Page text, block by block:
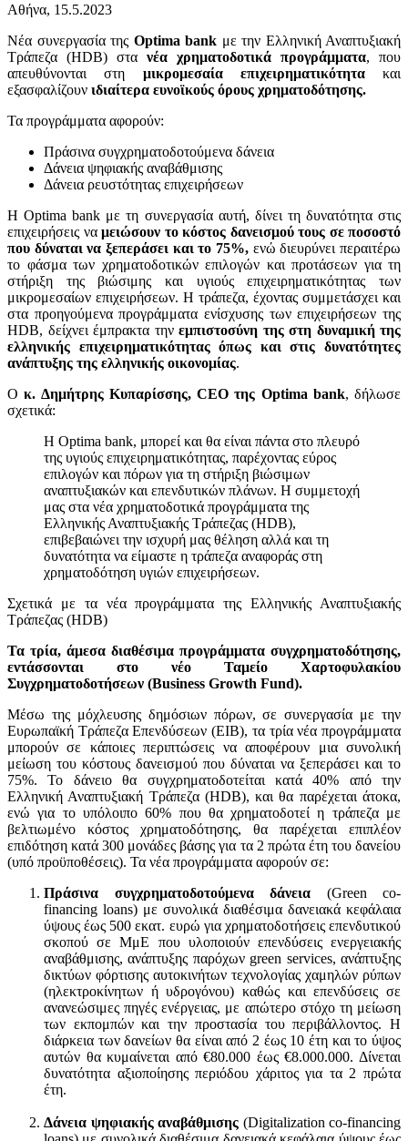
Αθήνα, 15.5.2023
Νέα συνεργασία της Optima bank με την Ελληνική Αναπτυξιακή
Τράπεζα (HDB) στα νέα χρηματοδοτικά προγράμματα, που
απευθύνονται στη μικρομεσαία επιχειρηματικότητα και
εξασφαλίζουν ιδιαίτερα ευνοϊκούς όρους χρηματοδότησης.
Τα προγράμματα αφορούν:
Πράσινα συγχρηματοδοτούμενα δάνεια
Δάνεια ψηφιακής αναβάθμισης
Δάνεια ρευστότητας επιχειρήσεων
Η Optima bank με τη συνεργασία αυτή, δίνει τη δυνατότητα στις
επιχειρήσεις να μειώσουν το κόστος δανεισμού τους σε ποσοστό
που δύναται να ξεπεράσει και το 75%, ενώ διευρύνει περαιτέρω
το φάσμα των χρηματοδοτικών επιλογών και προτάσεων για τη
στήριξη της βιώσιμης και υγιούς επιχειρηματικότητας των
μικρομεσαίων επιχειρήσεων. Η τράπεζα, έχοντας συμμετάσχει και
στα προηγούμενα προγράμματα ενίσχυσης των επιχειρήσεων της
HDB, δείχνει έμπρακτα την εμπιστοσύνη της στη δυναμική της
ελληνικής επιχειρηματικότητας όπως και στις δυνατότητες
ανάπτυξης της ελληνικής οικονομίας.
Οκ. Δημήτρης Κυπαρίσσης, CEO της Optima bank, δήλωσε
σχετικά:
Η Optima bank, μπορεί και θα είναι πάντα στο πλευρό
της υγιούς επιχειρηματικότητας, παρέχοντας εύρος
επιλογών και πόρων για τη στήριξη βιώσιμων
αναπτυξιακών και επενδυτικών πλάνων. Η συμμετοχή
μας στα νέα χρηματοδοτικά προγράμματα της
Ελληνικής Αναπτυξιακής Τράπεζας (HDB),
επιβεβαιώνει την ισχυρή μας θέληση αλλά και τη
δυνατότητα να είμαστε η τράπεζα αναφοράς στη
χρηματοδότηση υγιών επιχειρήσεων.
Σχετικά με τα νέα προγράμματα της Ελληνικής Αναπτυξιακής
Τράπεζας (HDB)
Τα τρία, άμεσα διαθέσιμα προγράμματα συγχρηματοδότησης,
εντάσσονται στο νέο Ταμείο Χαρτοφυλακίου
Συγχρηματοδοτήσεων (Business Growth Fund).
Μέσω της μόχλευσης δημόσιων πόρων, σε συνεργασία με την
Ευρωπαϊκή Τράπεζα Επενδύσεων (EIB), τα τρία νέα προγράμματα
μπορούν σε κάποιες περιπτώσεις να αποφέρουν μια συνολική
μείωση του κόστους δανεισμού που δύναται να ξεπεράσει και το
75%. Το δάνειο θα συγχρηματοδοτείται κατά 40% από την
Ελληνική Αναπτυξιακή Τράπεζα (HDB), και θα παρέχεται άτοκα,
ενώ για το υπόλοιπο 60% που θα χρηματοδοτεί η τράπεζα με
βελτιωμένο κόστος χρηματοδότησης, θα παρέχεται επιπλέον
επιδότηση κατά 300 μονάδες βάσης για τα 2 πρώτα έτη του δανείου
(υπό προϋποθέσεις). Τα νέα προγράμματα αφορούν σε:
Πράσινα συγχρηματοδοτούμενα δάνεια (Green co-
financing loans) με συνολικά διαθέσιμα δανειακά κεφάλαια
ύψους έως 500 εκατ. ευρώ για χρηματοδοτήσεις επενδυτικού
σκοπού σε ΜμΕ που υλοποιούν επενδύσεις ενεργειακής
αναβάθμισης, ανάπτυξης παρόχων green services, ανάπτυξης
δικτύων φόρτισης αυτοκινήτων τεχνολογίας χαμηλών ρύπων
(ηλεκτροκίνητων ή υδρογόνου) καθώς και επενδύσεις σε
ανανεώσιμες πηγές ενέργειας, με απώτερο στόχο τη μείωση
των εκπομπών και την προστασία του περιβάλλοντος. Η
διάρκεια των δανείων θα είναι από 2 έως 10 έτη και το ύψος
αυτών θα κυμαίνεται από €80.000 έως €8.000.000. Δίνεται
δυνατότητα αξιοποίησης περιόδου χάριτος για τα 2 πρώτα
έτη.
Δάνεια ψηφιακής αναβάθμισης (Digitalization co-financing